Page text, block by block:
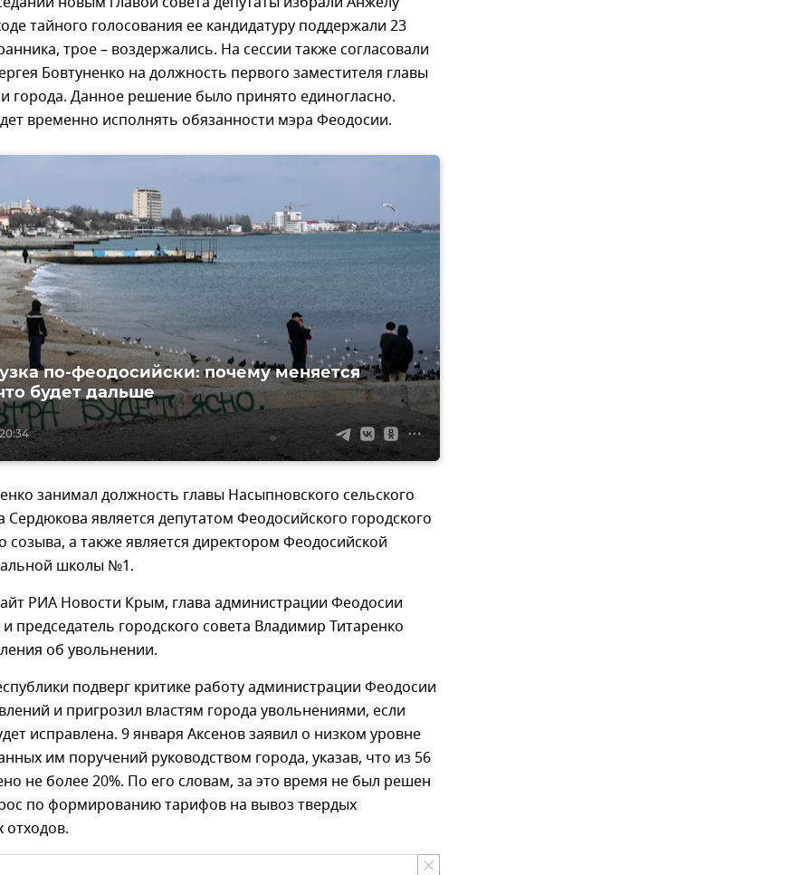
тайного голосования ее кандидатуру поддержали 23
трое – воздержались. На сессии также согласовали
Бовтуненко на должность первого заместителя главы
города. Данное решение было принято единогласно.
временно исполнять обязанности мэра Феодосии.
по-феодосийски: почему меняется
будет дальше
занимал должность главы Насыпновского сельского
Сердюкова является депутатом Феодосийского городского
созыва, а также является директором Феодосийской
школы №1.
РИА Новости Крым, глава администрации Феодосии
председатель городского совета Владимир Титаренко
об увольнении.
подверг критике работу администрации Феодосии
и пригрозил властям города увольнениями, если
исправлена. 9 января Аксенов заявил о низком уровне
им поручений руководством города, указав, что из 56
не более 20%. По его словам, за это время не был решен
по формированию тарифов на вывоз твердых